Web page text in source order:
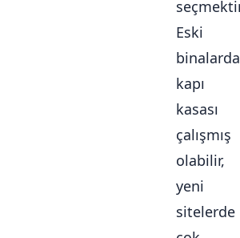
Eski
binalarda
kapı
kasası
çalışmış
olabilir,
yeni
sitelerde